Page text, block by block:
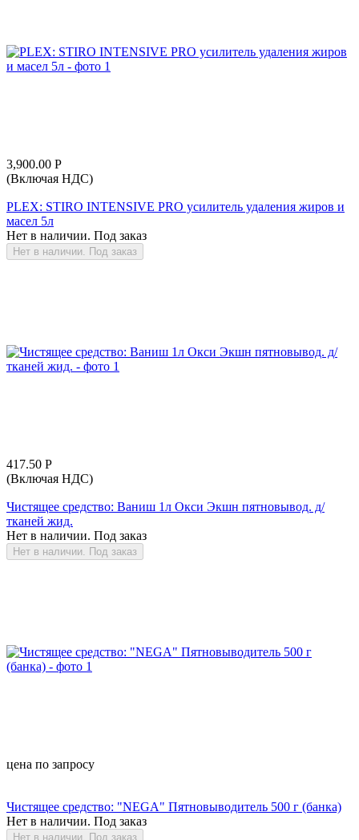
3,900.00 Р
(Включая НДС)
PLEX: STIRO INTENSIVE PRO усилитель удаления жиров и
масел 5л
Нет в наличии. Под заказ
Нет в наличии. Под заказ
417.50 Р
(Включая НДС)
Чистящее средство: Ваниш 1л Окси Экшн пятновывод. д/
тканей жид.
Нет в наличии. Под заказ
Нет в наличии. Под заказ
цена по запросу
Чистящее средство: "NEGA" Пятновыводитель 500 г (банка)
Нет в наличии. Под заказ
Нет в наличии. Под заказ